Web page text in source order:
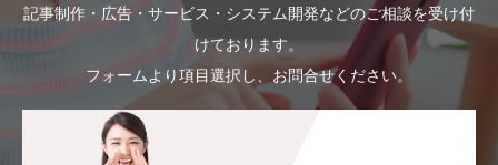
記事制作・広告・サービス・システム開発などのご相談を受け付
けております。
フォームより項目選択し、お問合せください。